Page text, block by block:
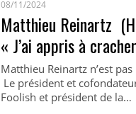
08/11/2024
Matthieu Reinartz
« J’ai appris à
Matthieu Reinartz n’est
Le président et
Foolish et président de la…